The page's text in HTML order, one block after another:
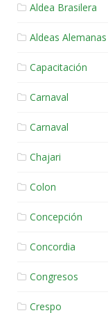
Aldea Brasilera
Aldeas Alemanas
Capacitación
Carnaval
Carnaval
Chajari
Colon
Concepción
Concordia
Congresos
Crespo